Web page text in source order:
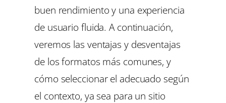
buen rendimiento y una experiencia
de usuario fluida. A continuación,
veremos las ventajas y desventajas
de los formatos más comunes, y
cómo seleccionar el adecuado según
el contexto, ya sea para un sitio